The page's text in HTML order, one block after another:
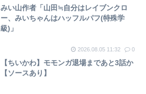
みい山作者「山田≒自分はレイブンクロ
ー、みいちゃんはハッフルパフ(特殊学
級)」
2026.08.05 11:32 0
【ちいかわ】モモンガ退場まであと3話か
【ソースあり】